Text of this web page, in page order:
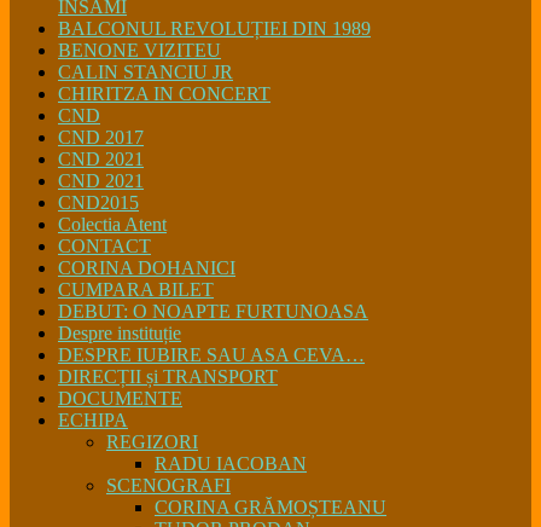
INSAMI
BALCONUL REVOLUȚIEI DIN 1989
BENONE VIZITEU
CALIN STANCIU JR
CHIRITZA IN CONCERT
CND
CND 2017
CND 2021
CND 2021
CND2015
Colectia Atent
CONTACT
CORINA DOHANICI
CUMPARA BILET
DEBUT: O NOAPTE FURTUNOASA
Despre instituție
DESPRE IUBIRE SAU ASA CEVA…
DIRECȚII și TRANSPORT
DOCUMENTE
ECHIPA
REGIZORI
RADU IACOBAN
SCENOGRAFI
CORINA GRĂMOȘTEANU